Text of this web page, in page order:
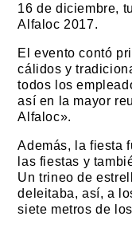
16 de diciembre,
Alfaloc 2017.
El evento contó
cálidos y
todos los
así en la mayor
Alfaloc».
Además, la fiesta
las fiestas y
Un trineo de
deleitaba, así, a
siete metros de